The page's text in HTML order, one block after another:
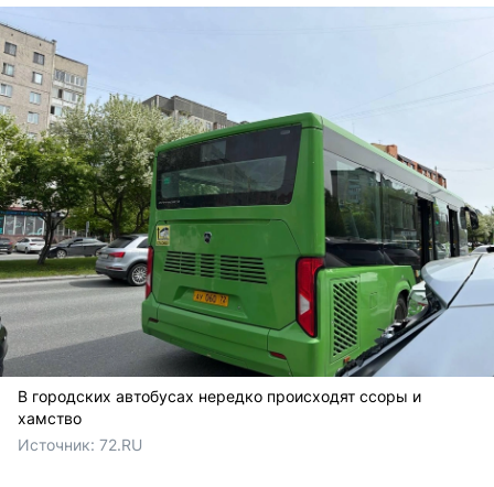
В городских автобусах нередко происходят ссоры и
хамство
Источник: 72.RU